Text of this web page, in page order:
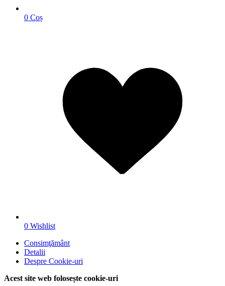
0 Coș
0 Wishlist
Consimţământ
Detalii
Despre Cookie-uri
Acest site web folosește cookie-uri